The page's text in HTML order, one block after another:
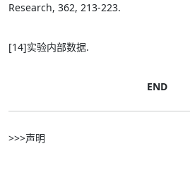
Research, 362, 213-223.
[14]实验内部数据.
END
>>>声明